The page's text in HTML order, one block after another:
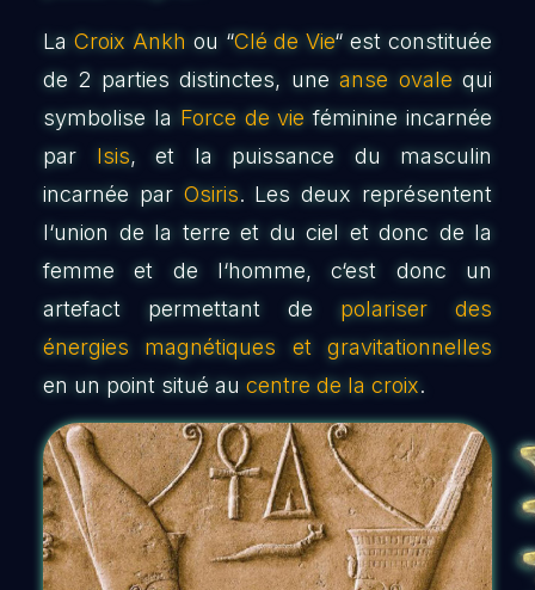
La Croix Ankh ou “Clé de Vie“ est constituée
de 2 parties distinctes, uneanse ovale qui
symbolise la Force de vie féminine incarnée
par Isis, et la puissance du masculin
incarnée par Osiris. Les deux représentent
l‘union de la terre et du ciel et donc de la
femme et de l‘homme, c‘est donc un
artefact permettant de polariser des
énergies magnétiques et gravitationnelles
en un point situé au centre de la croix.